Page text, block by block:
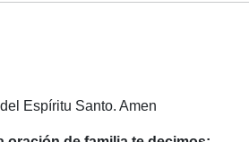
Espíritu Santo. Amen